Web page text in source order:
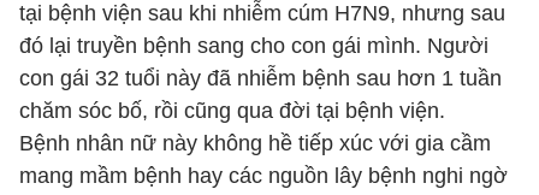
tại bệnh viện sau khi nhiễm cúm H7N9, nhưng sau
đó lại truyền bệnh sang cho con gái mình. Người
con gái 32 tuổi này đã nhiễm bệnh sau hơn 1 tuần
chăm sóc bố, rồi cũng qua đời tại bệnh viện.
Bệnh nhân nữ này không hề tiếp xúc với gia cầm
mang mầm bệnh hay các nguồn lây bệnh nghi ngờ